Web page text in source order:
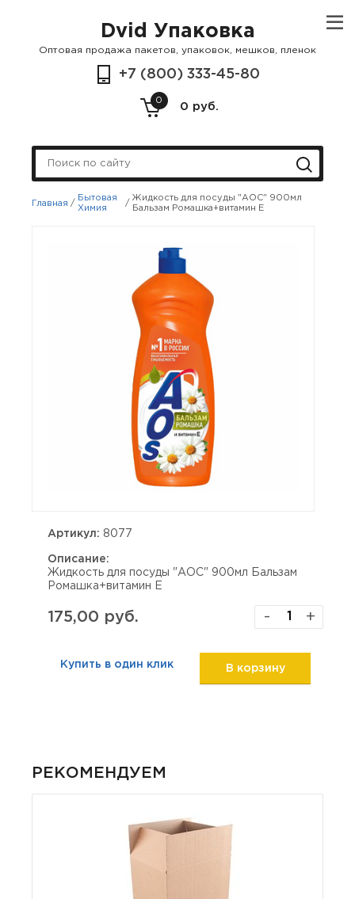
Dvid Упаковка
Оптовая продажа пакетов, упаковок, мешков, пленок
+7 (800) 333-45-80
0
0 руб.
Главная /
Бытовая
Химия
/
Жидкость для посуды "АОС" 900мл
Бальзам Ромашка+витамин Е
Артикул: 8077
Описание:
Жидкость для посуды "АОС" 900мл Бальзам
Ромашка+витамин Е
175,00 руб. - +
Купить в один клик В корзину
РЕКОМЕНДУЕМ